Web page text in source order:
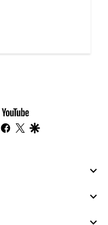
youtube-
footer
instagram
facebook
twitter